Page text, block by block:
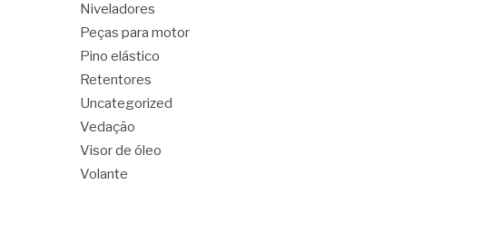
Niveladores
Peças para motor
Pino elástico
Retentores
Uncategorized
Vedação
Visor de óleo
Volante